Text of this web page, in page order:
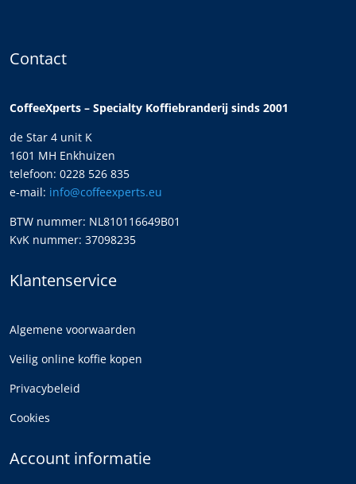
Contact
CoffeeXperts – Specialty Koffiebranderij sinds 2001
de Star 4 unit K
1601 MH Enkhuizen
telefoon: 0228 526 835
e-mail: info@coffeexperts.eu
BTW nummer: NL810116649B01
KvK nummer: 37098235
Klantenservice
Algemene voorwaarden
Veilig online koffie kopen
Privacybeleid
Cookies
Account informatie